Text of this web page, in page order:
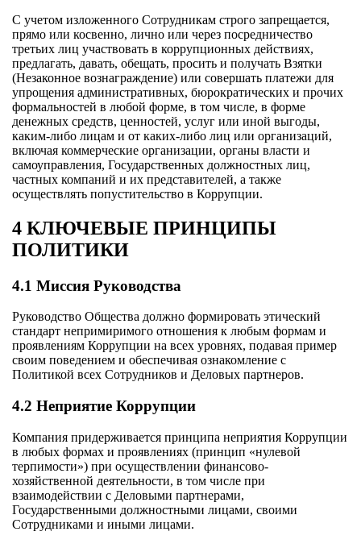
С учетом изложенного Сотрудникам строго запрещается,
прямо или косвенно, лично или через посредничество
третьих лиц участвовать в коррупционных действиях,
предлагать, давать, обещать, просить и получать Взятки
(Незаконное вознаграждение) или совершать платежи для
упрощения административных, бюрократических и прочих
формальностей в любой форме, в том числе, в форме
денежных средств, ценностей, услуг или иной выгоды,
каким-либо лицам и от каких-либо лиц или организаций,
включая коммерческие организации, органы власти и
самоуправления, Государственных должностных лиц,
частных компаний и их представителей, а также
осуществлять попустительство в Коррупции.
4 КЛЮЧЕВЫЕ ПРИНЦИПЫ
ПОЛИТИКИ
4.1 Миссия Руководства
Руководство Общества должно формировать этический
стандарт непримиримого отношения к любым формам и
проявлениям Коррупции на всех уровнях, подавая пример
своим поведением и обеспечивая ознакомление с
Политикой всех Сотрудников и Деловых партнеров.
4.2 Неприятие Коррупции
Компания придерживается принципа неприятия Коррупции
в любых формах и проявлениях (принцип «нулевой
терпимости») при осуществлении финансово-
хозяйственной деятельности, в том числе при
взаимодействии с Деловыми партнерами,
Государственными должностными лицами, своими
Сотрудниками и иными лицами.